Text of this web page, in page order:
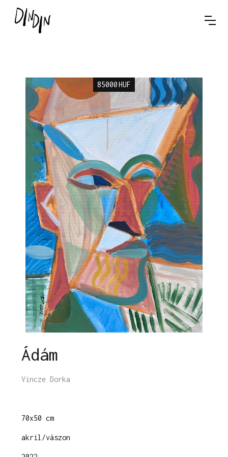
85000HUF
Ádám
Vincze Dorka
70x50 cm
akril/vászon